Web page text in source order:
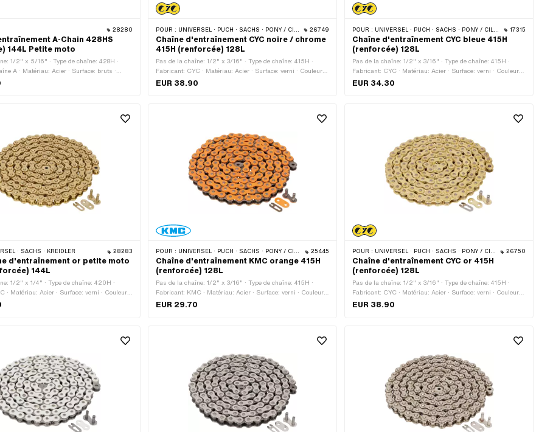
28280
A-Chain 428HS
144L Petite moto
1/2" x 5/16" · Type de chaîne: 428H ·
A · Matériau: Acier · Surface: bruts ·
144 pcs · Circonférence de roulement:
POUR : UNIVERSEL · PUCH · SACHS · PONY / CILO (BÊTA 521 & 512) · ZÜNDAPP BELMONDO · TOMOS · BYE BIKE 26749
Chaîne d'entraînement CYC noire / chrome
415H (renforcée) 128L
Pas de la chaîne: 1/2" x 3/16" · Type de chaîne: 415H ·
Fabricant: CYC · Matériau: Acier · Surface: verni · Couleur:
Chrome · Couleur: noir · Nombre de maillons: 128 pcs ·
EUR 38.90
POUR : UNIVERSEL · PUCH · SACHS · PONY / CILO (BÊTA 521 & 512) · ZÜNDAPP BELMONDO · TOMOS · BYE BIKE 17315
Chaîne d'entraînement CYC bleue 415H
(renforcée) 128L
Pas de la chaîne: 1/2" x 3/16" · Type de chaîne: 415H ·
Fabricant: CYC · Matériau: Acier · Surface: verni · Couleur:
bleu · Nombre de maillons: 128 pcs · Circonférence de
EUR 34.30
· SACHS · KREIDLER 28283
d'entraînement or petite moto
144L
1/2" x 1/4" · Type de chaîne: 420H ·
· Matériau: Acier · Surface: verni · Couleur:
maillons: 144 pcs · Circonférence de
POUR : UNIVERSEL · PUCH · SACHS · PONY / CILO (BÊTA 521 & 512) · ZÜNDAPP BELMONDO · TOMOS · BYE BIKE 25445
Chaîne d'entraînement KMC orange 415H
(renforcée) 128L
Pas de la chaîne: 1/2" x 3/16" · Type de chaîne: 415H ·
Fabricant: KMC · Matériau: Acier · Surface: verni · Couleur:
orange · Nombre de maillons: 128 pcs · Circonférence de
EUR 29.70
POUR : UNIVERSEL · PUCH · SACHS · PONY / CILO (BÊTA 521 & 512) · ZÜNDAPP BELMONDO · TOMOS · BYE BIKE 26750
Chaîne d'entraînement CYC or 415H
(renforcée) 128L
Pas de la chaîne: 1/2" x 3/16" · Type de chaîne: 415H ·
Fabricant: CYC · Matériau: Acier · Surface: verni · Couleur:
or · Nombre de maillons: 128 pcs · Circonférence de
EUR 38.90